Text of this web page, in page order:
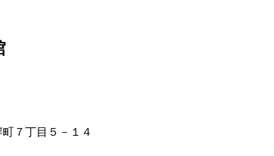
７丁目５－１４